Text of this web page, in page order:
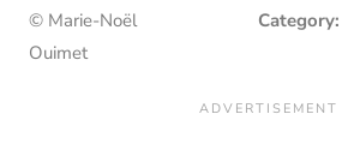
© Marie-Noël
Ouimet
Category: